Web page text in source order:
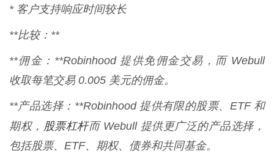
* 客户支持响应时间较长
**比较：**
**佣金：**Robinhood 提供免佣金交易，而 Webull
收取每笔交易 0.005 美元的佣金。
**产品选择：**Robinhood 提供有限的股票、ETF 和
期权， 股票杠杆而 Webull 提供更广泛的产品选择，
包括股票、ETF、期权、债券和共同基金。